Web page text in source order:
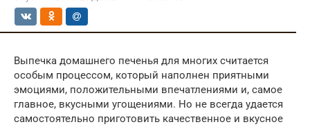
Выпечка домашнего печенья для многих считается
особым процессом, который наполнен приятными
эмоциями, положительными впечатлениями и, самое
главное, вкусными угощениями. Но не всегда удается
самостоятельно приготовить качественное и вкусное